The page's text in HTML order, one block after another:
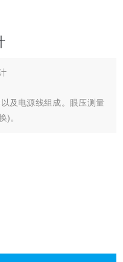
及电源线组成。眼压测量
)。